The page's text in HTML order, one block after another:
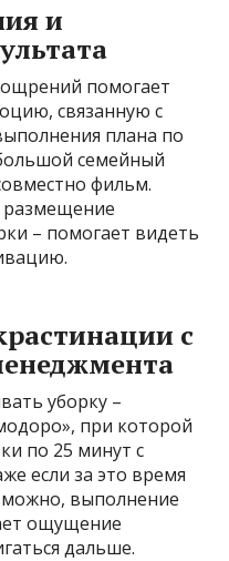
и
помогает
связанную с
плана по
семейный
фильм.
размещение
– помогает видеть
с
уборку –
при которой
по 25 минут с
если за это время
выполнение
ощущение
дальше.